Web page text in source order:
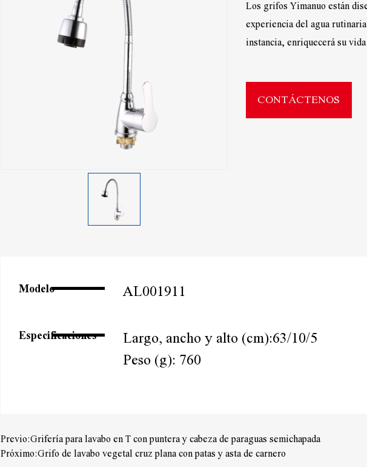
Los grifos Yimanuo están
experiencia del agua
instancia, enriquecerá su
CONTÁCTENOS
Modelo AL001911
Especificaciones
Largo, ancho y alto (cm):63/10/5
Peso (g): 760
Previo:Grifería para lavabo en T con puntera y cabeza de paraguas semichapada
Próximo:Grifo de lavabo vegetal cruz plana con patas y asta de carnero